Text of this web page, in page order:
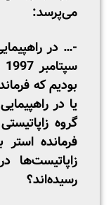
می‌پرسد:
-… در
بودیم که
گروه
فرمانده
زاپاتیست‌ها
رسیده‌اند؟